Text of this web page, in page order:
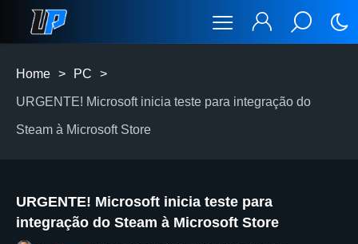
Home > PC >
URGENTE! Microsoft inicia teste para integração do
Steam à Microsoft Store
URGENTE! Microsoft inicia teste para
integração do Steam à Microsoft Store